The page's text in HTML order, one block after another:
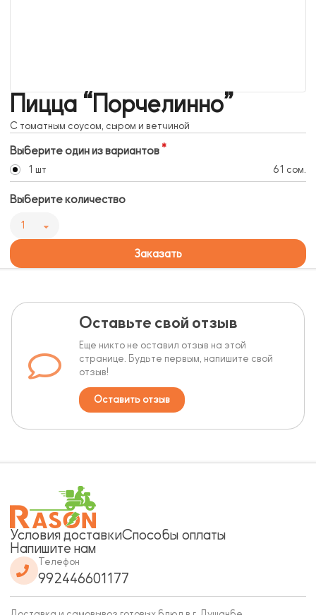
Пицца “Порчелинно”
С томатным соусом, сыром и ветчиной
Выберите один из вариантов
1 шт 61 сом.
Выберите количество
1
Заказать
Оставьте свой отзыв
Еще никто не оставил отзыв на этой
странице. Будьте первым, напишите свой
отзыв!
Оставить отзыв
Условия доставкиСпособы оплаты
Напишите нам
Телефон
992446601177